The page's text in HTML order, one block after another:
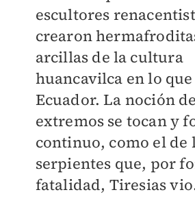
escultores
crearon
arcillas de la cultura
huancavilca en lo
Ecuador. La noción
extremos se tocan y
continuo, como el de
serpientes que, por
fatalidad, Tiresias